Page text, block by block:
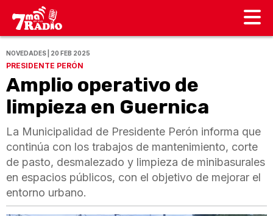
NOVEDADES | 20 FEB 2025
PRESIDENTE PERÓN
Amplio operativo de
limpieza en Guernica
La Municipalidad de Presidente Perón informa que
continúa con los trabajos de mantenimiento, corte
de pasto, desmalezado y limpieza de minibasurales
en espacios públicos, con el objetivo de mejorar el
entorno urbano.